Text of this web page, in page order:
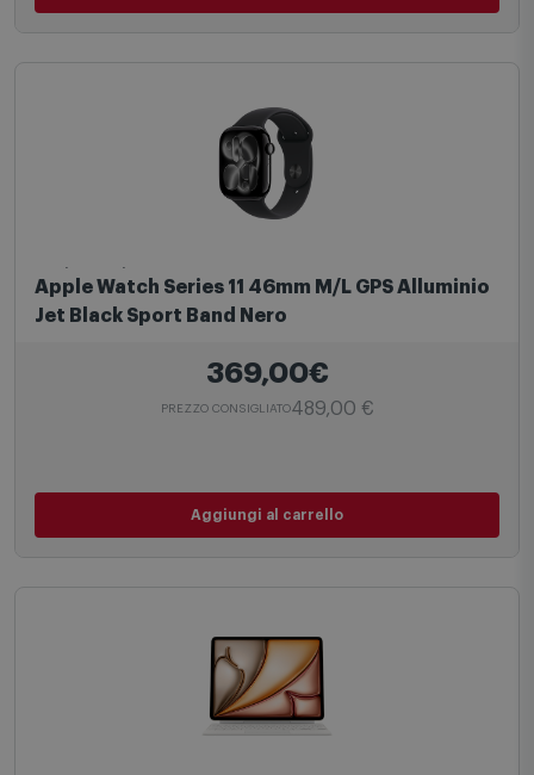
Apple Watch Series 11 46mm M/L GPS Alluminio
Jet Black Sport Band Nero
369,00€
PREZZO CONSIGLIATO489,00 €
Aggiungi al carrello